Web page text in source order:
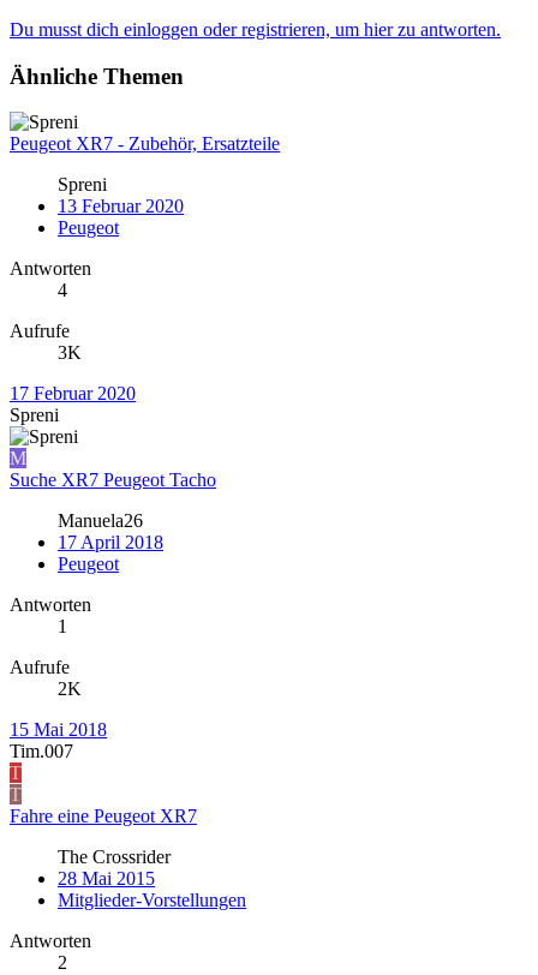
Du musst dich einloggen oder registrieren, um hier zu antworten.
Ähnliche Themen
Peugeot XR7 - Zubehör, Ersatzteile
Spreni
13 Februar 2020
Peugeot
Antworten
4
Aufrufe
3K
17 Februar 2020
Spreni
M
Suche XR7 Peugeot Tacho
Manuela26
17 April 2018
Peugeot
Antworten
1
Aufrufe
2K
15 Mai 2018
Tim.007
T
T
Fahre eine Peugeot XR7
The Crossrider
28 Mai 2015
Mitglieder-Vorstellungen
Antworten
2